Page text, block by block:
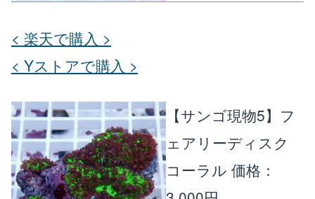
< 楽天で購入 >
< Yストアで購入 >
【サンゴ現物5】フ
ェアリーディスク
コーラル 価格：